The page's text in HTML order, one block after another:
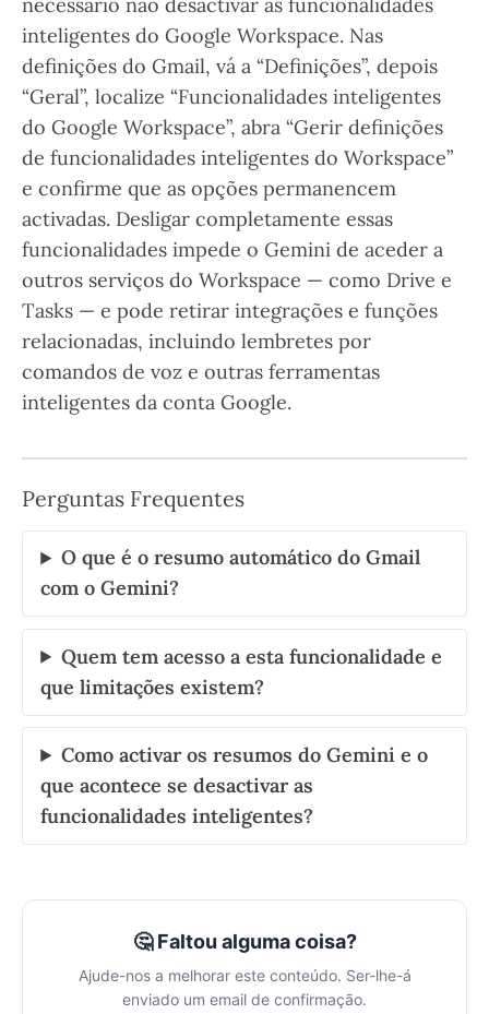
necessário não desactivar as funcionalidades
inteligentes do Google Workspace. Nas
definições do Gmail, vá a “Definições”, depois
“Geral”, localize “Funcionalidades inteligentes
do Google Workspace”, abra “Gerir definições
de funcionalidades inteligentes do Workspace”
e confirme que as opções permanencem
activadas. Desligar completamente essas
funcionalidades impede o Gemini de aceder a
outros serviços do Workspace — como Drive e
Tasks — e pode retirar integrações e funções
relacionadas, incluindo lembretes por
comandos de voz e outras ferramentas
inteligentes da conta Google.
Perguntas Frequentes
O que é o resumo automático do Gmail
com o Gemini?
Quem tem acesso a esta funcionalidade e
que limitações existem?
Como activar os resumos do Gemini e o
que acontece se desactivar as
funcionalidades inteligentes?
🤔 Faltou alguma coisa?
Ajude-nos a melhorar este conteúdo. Ser-lhe-á
enviado um email de confirmação.